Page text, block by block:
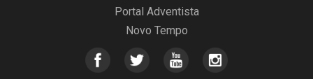
Portal Adventista
Novo Tempo